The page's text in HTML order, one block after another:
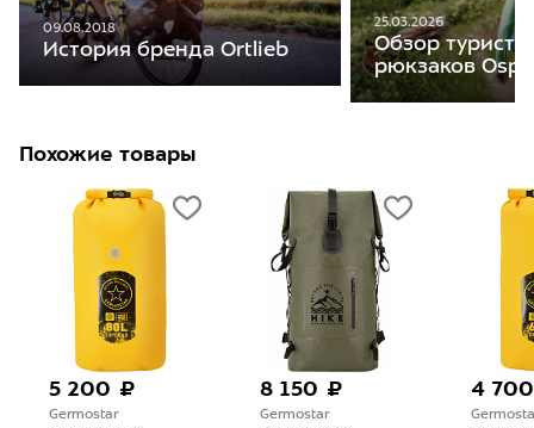
09.08.2018
История бренда Ortlieb
25.03.2026
Обзор
рюкзаков
Похожие товары
5 200 ₽
Germostar
8 150 ₽
Germostar
4